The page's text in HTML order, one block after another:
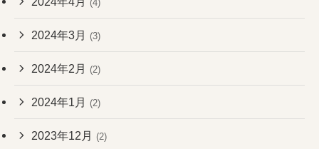
(4)
2024年3月 (3)
2024年2月 (2)
2024年1月 (2)
2023年12月 (2)